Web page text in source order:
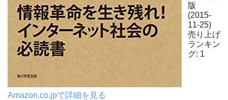
版
(2015-
11-25)
売り上げ
ランキン
グ: 1
Amazon.co.jpで詳細を見る